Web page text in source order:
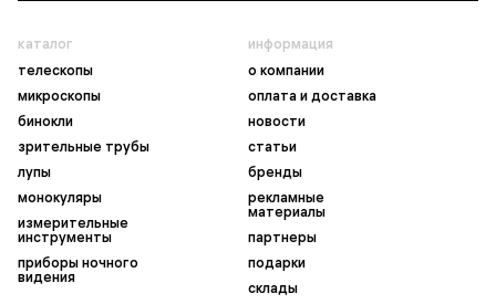
каталог
телескопы
микроскопы
бинокли
зрительные трубы
лупы
монокуляры
измерительные
инструменты
приборы ночного
видения
информация
о компании
оплата и доставка
новости
статьи
бренды
рекламные
материалы
партнеры
подарки
склады